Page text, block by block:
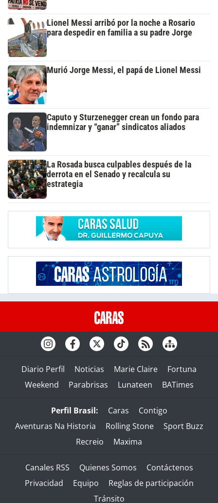
Lionel Messi arribó por la noche a Rosario
para despedir en familia a su padre Jorge
Murió Jorge Messi, el papá de Lionel Messi
Caputo y Sturzenegger crean un fondo para
indemnizar y “ganar” sindicatos aliados
La Rosada busca culpables después de la
derrota en el Senado y recalcula su
estrategia
Diario Perfil Noticias Marie Claire
Fortuna
Weekend
Parabrisas Lunateen BATimes
Perfil Brasil: Caras
Contigo
Aventuras Na Historia
Rolling Stone
Sport Buzz
Recreio
Maxima
Canales RSS Quienes Somos
Contáctenos
Privacidad
Equipo
Reglas de participación
Tránsito